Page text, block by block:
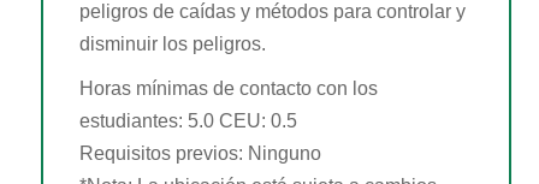
peligros de caídas y métodos para controlar y
disminuir los peligros.
Horas mínimas de contacto con los
estudiantes: 5.0 CEU: 0.5
Requisitos previos: Ninguno